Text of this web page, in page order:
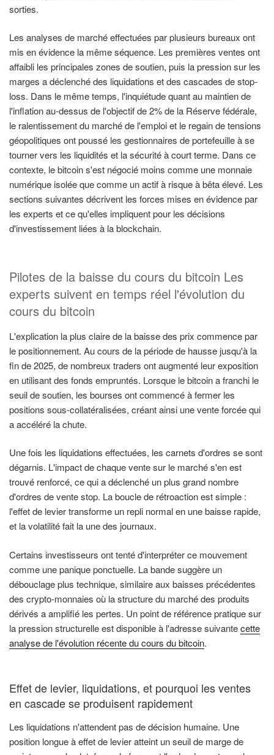
sorties.
Les analyses de marché effectuées par plusieurs bureaux ont
mis en évidence la même séquence. Les premières ventes ont
affaibli les principales zones de soutien, puis la pression sur les
marges a déclenché des liquidations et des cascades de stop-
loss. Dans le même temps, l'inquiétude quant au maintien de
l'inflation au-dessus de l'objectif de 2% de la Réserve fédérale,
le ralentissement du marché de l'emploi et le regain de tensions
géopolitiques ont poussé les gestionnaires de portefeuille à se
tourner vers les liquidités et la sécurité à court terme. Dans ce
contexte, le bitcoin s'est négocié moins comme une monnaie
numérique isolée que comme un actif à risque à bêta élevé. Les
sections suivantes décrivent les forces mises en évidence par
les experts et ce qu'elles impliquent pour les décisions
d'investissement liées à la blockchain.
Pilotes de la baisse du cours du bitcoin Les
experts suivent en temps réel l'évolution du
cours du bitcoin
L'explication la plus claire de la baisse des prix commence par
le positionnement. Au cours de la période de hausse jusqu'à la
fin de 2025, de nombreux traders ont augmenté leur exposition
en utilisant des fonds empruntés. Lorsque le bitcoin a franchi le
seuil de soutien, les bourses ont commencé à fermer les
positions sous-collatéralisées, créant ainsi une vente forcée qui
a accéléré la chute.
Une fois les liquidations effectuées, les carnets d'ordres se sont
dégarnis. L'impact de chaque vente sur le marché s'en est
trouvé renforcé, ce qui a déclenché un plus grand nombre
d'ordres de vente stop. La boucle de rétroaction est simple :
l'effet de levier transforme un repli normal en une baisse rapide,
et la volatilité fait la une des journaux.
Certains investisseurs ont tenté d'interpréter ce mouvement
comme une panique ponctuelle. La bande suggère un
débouclage plus technique, similaire aux baisses précédentes
des crypto-monnaies où la structure du marché des produits
dérivés a amplifié les pertes. Un point de référence pratique sur
la pression structurelle est disponible à l'adresse suivantecette
analyse de l'évolution récente du cours du bitcoin.
Effet de levier, liquidations, et pourquoi les ventes
en cascade se produisent rapidement
Les liquidations n'attendent pas de décision humaine. Une
position longue à effet de levier atteint un seuil de marge de